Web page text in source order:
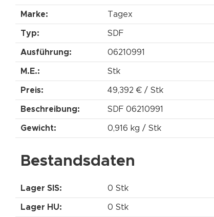
Marke: Tagex
Typ: SDF
Ausführung: 06210991
M.E.: Stk
Preis: 49,392 € / Stk
Beschreibung: SDF 06210991
Gewicht: 0,916 kg / Stk
Bestandsdaten
Lager SIS: 0 Stk
Lager HU: 0 Stk